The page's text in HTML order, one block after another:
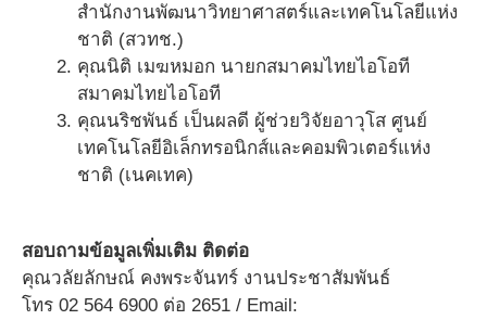
สำนักงานพัฒนาวิทยาศาสตร์และเทคโนโลยีแห่ง
ชาติ (สวทช.)
คุณนิติ เมฆหมอก นายกสมาคมไทยไอโอที
สมาคมไทยไอโอที
คุณนริชพันธ์ เป็นผลดี ผู้ช่วยวิจัยอาวุโส ศูนย์
เทคโนโลยีอิเล็กทรอนิกส์และคอมพิวเตอร์แห่ง
ชาติ (เนคเทค)
สอบถามข้อมูลเพิ่มเติม ติดต่อ
คุณวลัยลักษณ์ คงพระจันทร์ งานประชาสัมพันธ์
โทร 02 564 6900 ต่อ 2651 / Email: